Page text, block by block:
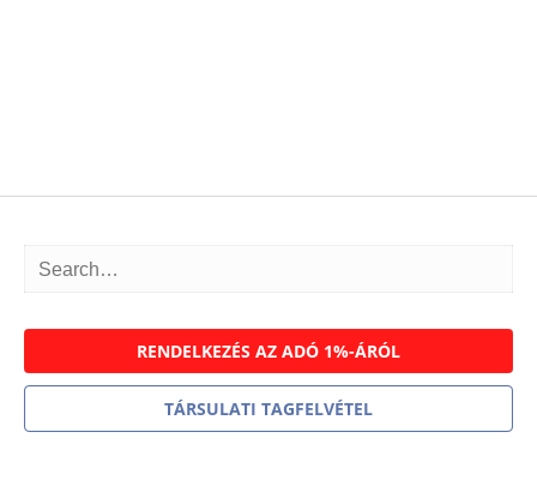
RENDELKEZÉS AZ ADÓ 1%-ÁRÓL
TÁRSULATI TAGFELVÉTEL